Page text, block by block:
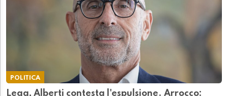
POLITICA
Lega, Alberti contesta l'espulsione. Arrocco: